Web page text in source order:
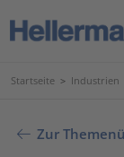
Startseite > Industrien
Zur